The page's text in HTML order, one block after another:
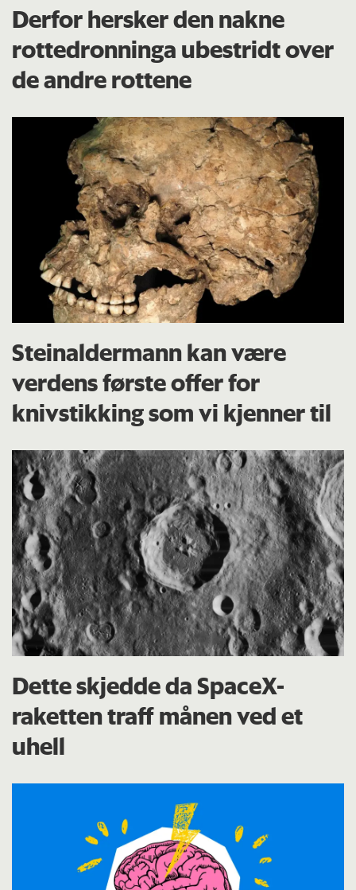
Derfor hersker den nakne
rottedronninga ubestridt over
de andre rottene
Steinaldermann kan være
verdens første offer for
knivstikking som vi kjenner til
Dette skjedde da SpaceX-
raketten traff månen ved et
uhell